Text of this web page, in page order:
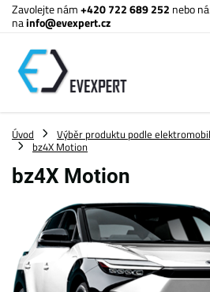
Zavolejte nám+420 722 689 252 nebo
nainfo@evexpert.cz
Úvod Výběr produktu podle
bz4X Motion
bz4X Motion